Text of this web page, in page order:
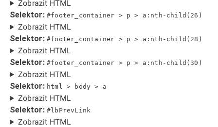
Zobrazit HTML
Selektor: #footer_container > p > a:nth-child(26)
Zobrazit HTML
Selektor: #footer_container > p > a:nth-child(28)
Zobrazit HTML
Selektor: #footer_container > p > a:nth-child(30)
Zobrazit HTML
Selektor: html > body > a
Zobrazit HTML
Selektor: #lbPrevLink
Zobrazit HTML